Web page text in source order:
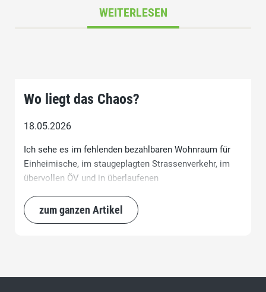
WEITERLESEN
Wo liegt das Chaos?
18.05.2026
Ich sehe es im fehlenden bezahlbaren Wohnraum für
Einheimische, im staugeplagten Strassenverkehr, im
übervollen ÖV und in überlaufenen
zum ganzen Artikel